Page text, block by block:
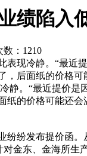
绩陷入
： 1210
表现冷静。“最近
后面纸的价格可
。“最近提价是
的价格可能还会
发布提价函。
金东、金海所